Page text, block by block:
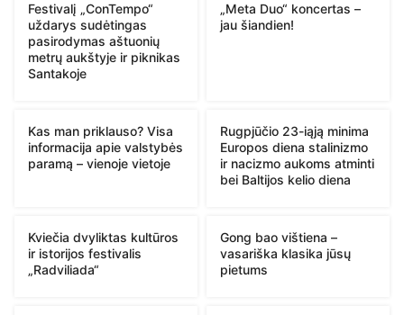
Festivalį „ConTempo“
uždarys sudėtingas
pasirodymas aštuonių
metrų aukštyje ir piknikas
Santakoje
„Meta Duo“ koncertas –
jau šiandien!
Kas man priklauso? Visa
informacija apie valstybės
paramą – vienoje vietoje
Rugpjūčio 23-iąją minima
Europos diena stalinizmo
ir nacizmo aukoms atminti
bei Baltijos kelio diena
Kviečia dvyliktas kultūros
ir istorijos festivalis
„Radviliada“
Gong bao vištiena –
vasariška klasika jūsų
pietums